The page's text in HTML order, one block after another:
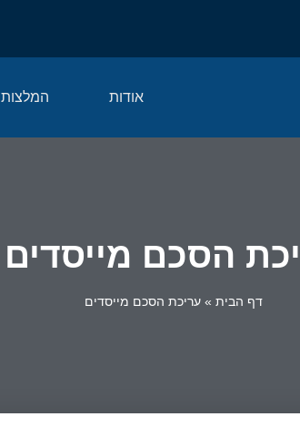
אודות המלצות
הסכם מייסדים
דף הבית » עריכת הסכם מייסדים